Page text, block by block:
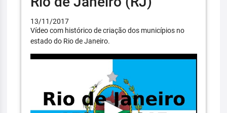
13/11/2017
Vídeo com histórico de criação dos municípios no
estado do Rio de Janeiro.